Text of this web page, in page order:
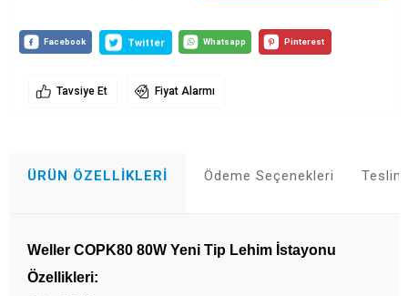
Tavsiye Et Fiyat Alarmı
ÜRÜN ÖZELLIKLERI Ödeme Seçenekleri
Weller COPK80 80W Yeni Tip Lehim İstayonu
Özellikleri: